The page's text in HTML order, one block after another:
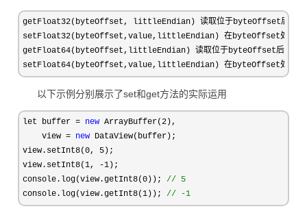
getFloat32(byteOffset, littleEndian) 读取位于byteOffset后的
setFloat32(byteOffset,value,littleEndian) 在byteOffset处写入
getFloat64(byteOffset,littleEndian) 读取位于byteOffset后的
setFloat64(byteOffset,value,littleEndian) 在byteOffset处写入
以下示例分别展示了set和get方法的实际运用
let buffer = new ArrayBuffer(2 ),
    view
= new DataView(buffer);
view.setInt8(0, 5 );
view.setInt8(1, -1 );
console.log(view.getInt8(0)); // 5
console.log(view.getInt8(1)); // -1